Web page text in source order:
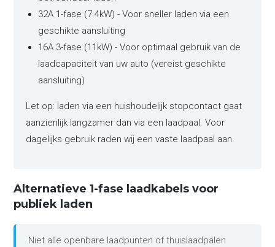
32A 1-fase (7.4kW) - Voor sneller laden via een
geschikte aansluiting
16A 3-fase (11kW) - Voor optimaal gebruik van de
laadcapaciteit van uw auto (vereist geschikte
aansluiting)
Let op: laden via een huishoudelijk stopcontact gaat
aanzienlijk langzamer dan via een laadpaal. Voor
dagelijks gebruik raden wij een vaste laadpaal aan.
Alternatieve 1-fase laadkabels voor
publiek laden
Niet alle openbare laadpunten of thuislaadpalen